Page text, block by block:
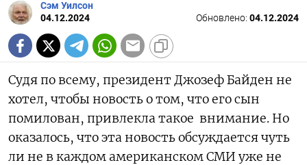
Сэм Уилсон
04.12.2024
Обновлено: 04.12.2024
Судя по всему, президент Джозеф Байден не
хотел, чтобы новость о том, что его сын
помилован, привлекла такое внимание. Но
оказалось, что эта новость обсуждается чуть
ли не в каждом американском СМИ уже не